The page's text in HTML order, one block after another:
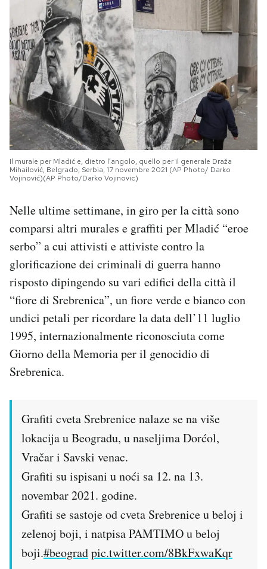
Il murale per Mladić e, dietro l’angolo, quello per il generale Draža
Mihailović, Belgrado, Serbia, 17 novembre 2021 (AP Photo/ Darko
Vojinović)(AP Photo/Darko Vojinovic)
Nelle ultime settimane, in giro per la città sono
comparsi altri murales e graffiti per Mladić “eroe
serbo” a cui attivisti e attiviste contro la
glorificazione dei criminali di guerra hanno
risposto dipingendo su vari edifici della città il
“fiore di Srebrenica”, un fiore verde e bianco con
undici petali per ricordare la data dell’11 luglio
1995, internazionalmente riconosciuta come
Giorno della Memoria per il genocidio di
Srebrenica.
Grafiti cveta Srebrenice nalaze se na više
lokacija u Beogradu, u naseljima Dorćol,
Vračar i Savski venac.
Grafiti su ispisani u noći sa 12. na 13.
novembar 2021. godine.
Grafiti se sastoje od cveta Srebrenice u beloj i
zelenoj boji, i natpisa PAMTIMO u beloj
boji.#beogradpic.twitter.com/8BkFxwaKqr